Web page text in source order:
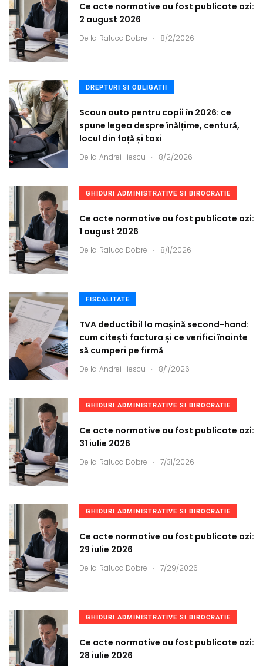
Ce acte normative au fost publicate azi:
2 august 2026
De la Raluca Dobre . 8/2/2026
DREPTURI SI OBLIGATII
Scaun auto pentru copii în 2026: ce
spune legea despre înălțime, centură,
locul din față și taxi
De la Andrei Iliescu . 8/2/2026
GHIDURI ADMINISTRATIVE SI BIROCRATIE
Ce acte normative au fost publicate azi:
1 august 2026
De la Raluca Dobre . 8/1/2026
FISCALITATE
TVA deductibil la mașină second-hand:
cum citești factura și ce verifici înainte
să cumperi pe firmă
De la Andrei Iliescu . 8/1/2026
GHIDURI ADMINISTRATIVE SI BIROCRATIE
Ce acte normative au fost publicate azi:
31 iulie 2026
De la Raluca Dobre . 7/31/2026
GHIDURI ADMINISTRATIVE SI BIROCRATIE
Ce acte normative au fost publicate azi:
29 iulie 2026
De la Raluca Dobre . 7/29/2026
GHIDURI ADMINISTRATIVE SI BIROCRATIE
Ce acte normative au fost publicate azi:
28 iulie 2026